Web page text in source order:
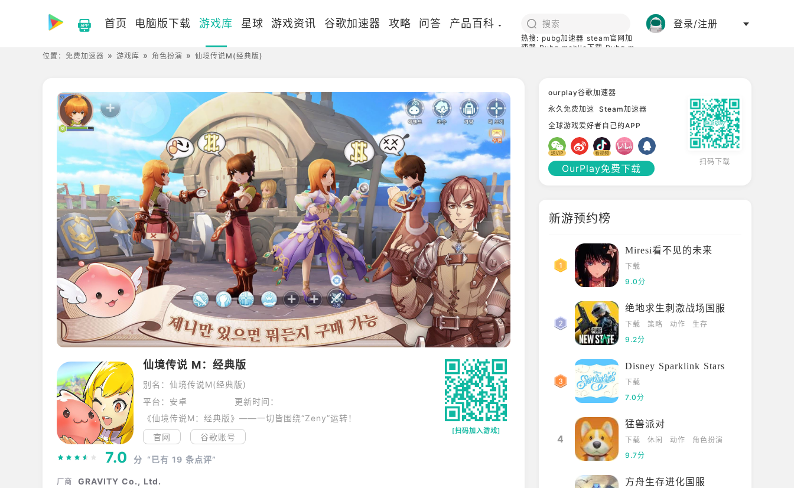
首页 电脑版下载 游戏库 星球 游戏资讯 谷歌加速器 攻略 问答 产品百科
热搜: pubg加速器 steam官网加
速器 Pubg mobile下载 Pubg m
登录/注册
位置： 免费加速器 游戏库 角色扮演 仙境传说M(经典版)
仙境传说 M：经典版
别名：仙境传说M(经典版)
平台：安卓
更新时间：
《仙境传说M：经典版》——一切皆围绕“Zeny”运转！
官网
谷歌账号
[扫码加入游戏]
7.0 分 “已有 19 条点评”
厂商 GRAVITY Co., Ltd.
ourplay谷歌加速器
永久免费加速 Steam加速器
全球游戏爱好者自己的APP
OurPlay免费下载
扫码下载
新游预约榜
Miresi看不见的未来
下载
9.0分
绝地求生刺激战场国服
下载 策略 动作
生存
9.2分
Disney Sparklink Stars
下载
7.0分
4
猛兽派对
下载 休闲 动作
角色扮演
9.7分
方舟生存进化国服